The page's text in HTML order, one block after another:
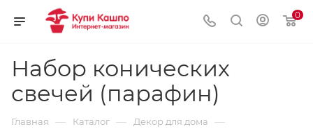
0
Набор конических
свечей (парафин)
Главная — Каталог — Декор для дома —